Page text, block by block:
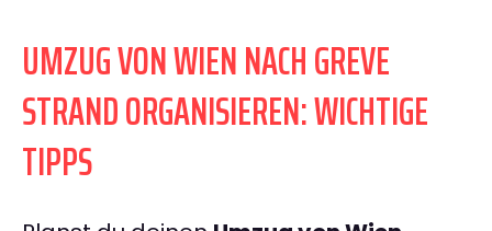
UMZUG VON WIEN NACH GREVE
STRAND ORGANISIEREN: WICHTIGE
TIPPS